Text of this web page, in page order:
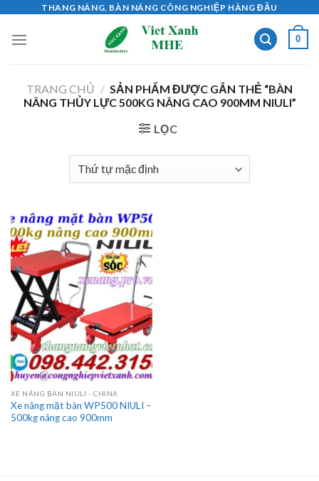
content
THANG NÂNG, BÀN NÂNG CÔNG NGHIỆP HÀNG ĐẦU
0
TRANG CHỦ / SẢN PHẨM ĐƯỢC GẮN THẺ “BÀN
NÂNG THỦY LỰC 500KG NÂNG CAO 900MM NIULI”
LỌC
XE NÂNG BÀN NIULI - CHINA
Xe nâng mặt bàn WP500 NIULI –
500kg nâng cao 900mm